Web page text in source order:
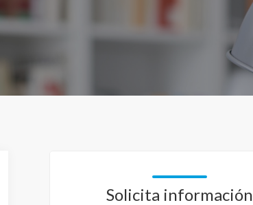
Solicita información